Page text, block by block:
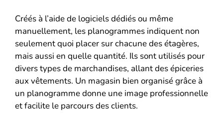
Créés à l’aide de logiciels dédiés ou même
manuellement, les planogrammes indiquent non
seulement quoi placer sur chacune des étagères,
mais aussi en quelle quantité. Ils sont utilisés pour
divers types de marchandises, allant des épiceries
aux vêtements. Un magasin bien organisé grâce à
un planogramme donne une image professionnelle
et facilite le parcours des clients.